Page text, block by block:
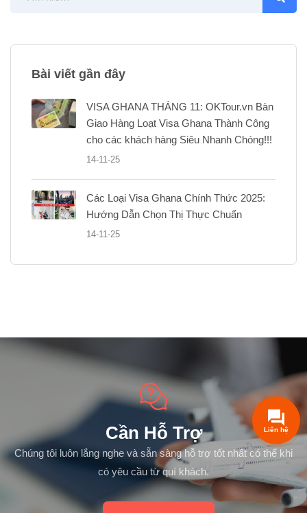
Bài viết gần đây
VISA GHANA THÁNG 11: OKTour.vn Bàn
Giao Hàng Loạt Visa Ghana Thành Công
cho các khách hàng Siêu Nhanh Chóng!!!
14-11-25
Các Loại Visa Ghana Chính Thức 2025:
Hướng Dẫn Chọn Thị Thực Chuẩn
14-11-25
Cần Hỗ Trợ
Chúng tôi luôn lắng nghe và sẵn sàng hỗ trợ tốt nhất có thể khi
có yêu cầu từ quí khách.